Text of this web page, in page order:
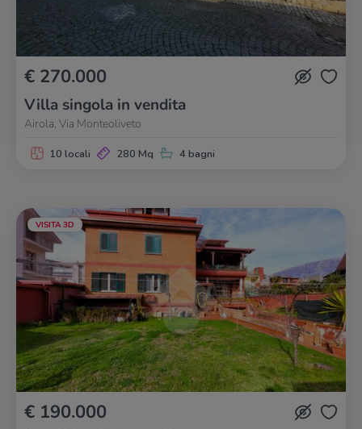
€ 270.000
Villa singola in vendita
Airola, Via Monteoliveto
10 locali 280 Mq 4 bagni
VISITA 3D
€ 190.000